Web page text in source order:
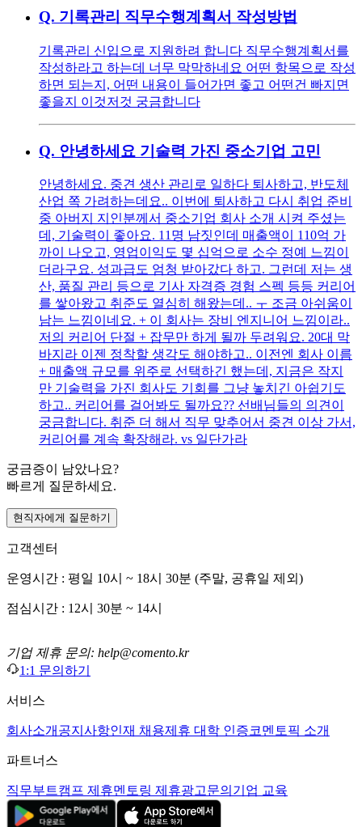
Q. 기록관리 직무수행계획서 작성방법
기록관리 신입으로 지원하려 합니다 직무수행계획서를
작성하라고 하는데 너무 막막하네요 어떤 항목으로 작성
하면 되는지, 어떤 내용이 들어가면 좋고 어떤건 빠지면
좋을지 이것저것 궁금합니다
Q. 안녕하세요 기술력 가진 중소기업 고민
안녕하세요. 중견 생산 관리로 일하다 퇴사하고, 반도체
산업 쪽 가려하는데요.. 이번에 퇴사하고 다시 취업 준비
중 아버지 지인분께서 중소기업 회사 소개 시켜 주셨는
데, 기술력이 좋아요. 11명 남짓인데 매출액이 110억 가
까이 나오고, 영업이익도 몇 십억으로 소수 정예 느낌이
더라구요. 성과급도 엄청 받아갔다 하고. 그런데 저는 생
산, 품질 관리 등으로 기사 자격증 경험 스펙 등등 커리어
를 쌓아왔고 취준도 열심히 해왔는데.. ㅜ 조금 아쉬움이
남는 느낌이네요. + 이 회사는 장비 엔지니어 느낌이라..
저의 커리어 단절 + 잡무만 하게 될까 두려워요. 20대 막
바지라 이젠 정착할 생각도 해야하고.. 이전엔 회사 이름
+ 매출액 규모를 위주로 선택하긴 했는데, 지금은 작지
만 기술력을 가진 회사도 기회를 그냥 놓치긴 아쉽기도
하고.. 커리어를 걸어봐도 될까요?? 선배님들의 의견이
궁금합니다. 취준 더 해서 직무 맞추어서 중견 이상 가서,
커리어를 계속 확장해라. vs 일단가라
궁금증이 남았나요?
빠르게 질문하세요.
현직자에게 질문하기
고객센터
운영시간 : 평일 10시 ~ 18시 30분 (주말, 공휴일 제외)
점심시간 : 12시 30분 ~ 14시
기업 제휴 문의: help@comento.kr
1:1 문의하기
서비스
회사소개 공지사항인재 채용제휴 대학 인증코멘토픽 소개
파트너스
직무부트캠프 제휴멘토링 제휴광고문의 기업 교육